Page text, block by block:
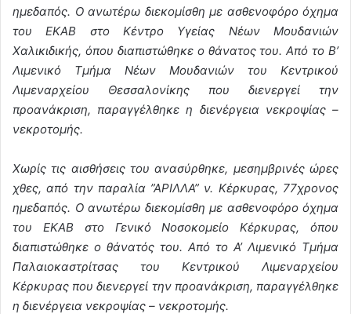
ημεδαπός. Ο ανωτέρω διεκομίσθη με ασθενοφόρο όχημα
του ΕΚΑΒ στο Κέντρο Υγείας Νέων Μουδανιών
Χαλικιδικής, όπου διαπιστώθηκε ο θάνατος του. Από το Β’
Λιμενικό Τμήμα Νέων Μουδανιών του Κεντρικού
Λιμεναρχείου Θεσσαλονίκης που διενεργεί την
προανάκριση, παραγγέλθηκε η διενέργεια νεκροψίας –
νεκροτομής.
Χωρίς τις αισθήσεις του ανασύρθηκε, μεσημβρινές ώρες
χθες, από την παραλία ”ΑΡΙΛΛΑ” ν. Κέρκυρας, 77χρονος
ημεδαπός. Ο ανωτέρω διεκομίσθη με ασθενοφόρο όχημα
του ΕΚΑΒ στο Γενικό Νοσοκομείο Κέρκυρας, όπου
διαπιστώθηκε ο θάνατός του. Από το Α’ Λιμενικό Τμήμα
Παλαιοκαστρίτσας του Κεντρικού Λιμεναρχείου
Κέρκυρας που διενεργεί την προανάκριση, παραγγέλθηκε
η διενέργεια νεκροψίας – νεκροτομής.